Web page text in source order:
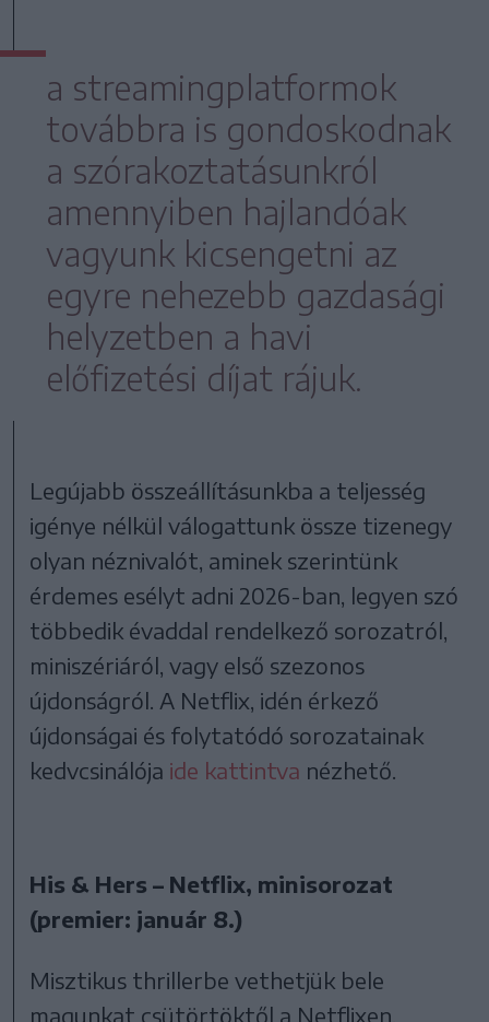
a streamingplatformok
továbbra is gondoskodnak
a szórakoztatásunkról
amennyiben hajlandóak
vagyunk kicsengetni az
egyre nehezebb gazdasági
helyzetben a havi
előfizetési díjat rájuk.
Legújabb összeállításunkba a teljesség
igénye nélkül válogattunk össze tizenegy
olyan néznivalót, aminek szerintünk
érdemes esélyt adni 2026-ban, legyen szó
többedik évaddal rendelkező sorozatról,
miniszériáról, vagy első szezonos
újdonságról. A Netflix, idén érkező
újdonságai és folytatódó sorozatainak
kedvcsinálója ide kattintva nézhető.
His & Hers – Netflix, minisorozat
(premier: január 8.)
Misztikus thrillerbe vethetjük bele
magunkat csütörtöktől a Netflixen,